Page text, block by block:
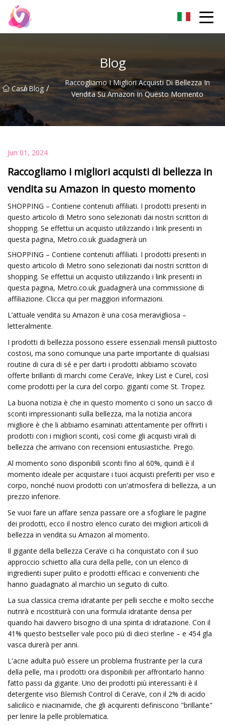
Blog
Casa
/ Blog /
Raccogliamo I Migliori Acquisti Di Bellezza In
Vendita Su Amazon In Questo Momento
Jun 01, 2024
Raccogliamo i migliori acquisti di bellezza in
vendita su Amazon in questo momento
SHOPPING – Contiene contenuti affiliati. I prodotti presenti in
questo articolo di Metro sono selezionati dai nostri scrittori di
shopping. Se effettui un acquisto utilizzando i link presenti in
questa pagina, Metro.co.uk guadagnerà un
SHOPPING – Contiene contenuti affiliati. I prodotti presenti in
questo articolo di Metro sono selezionati dai nostri scrittori di
shopping. Se effettui un acquisto utilizzando i link presenti in
questa pagina, Metro.co.uk guadagnerà una commissione di
affiliazione. Clicca qui per maggiori informazioni.
L’attuale vendita su Amazon è una cosa meravigliosa –
letteralmente.
I prodotti di bellezza possono essere essenziali mensili piuttosto
costosi, ma sono comunque una parte importante di qualsiasi
routine di cura di sé e per darti i prodotti abbiamo scovato
offerte brillanti di marchi come CeraVe, Inkey List e Curel, così
come prodotti per la cura del corpo. giganti come St. Tropez.
La buona notizia è che in questo momento ci sono un sacco di
sconti impressionanti sulla bellezza, ma la notizia ancora
migliore è che li abbiamo esaminati attentamente per offrirti i
prodotti con i migliori sconti, così come gli acquisti virali di
bellezza che arrivano con recensioni entusiastiche. Prego.
Al momento sono disponibili sconti fino al 60%, quindi è il
momento ideale per acquistare i tuoi acquisti preferiti per viso e
corpo, nonché nuovi prodotti con un'atmosfera di bellezza, a un
prezzo inferiore.
Se vuoi fare un affare senza passare ore a sfogliare le pagine
dei prodotti, ecco il nostro elenco curato dei migliori articoli di
bellezza in vendita su Amazon al momento.
Il gigante della bellezza CeraVe ci ha conquistato con il suo
approccio schietto alla cura della pelle, con un elenco di
ingredienti super pulito e prodotti efficaci e convenienti che
hanno guadagnato al marchio un seguito di culto.
La sua classica crema idratante per pelli secche e molto secche
nutrirà e ricostituirà con una formula idratante densa per
quando hai davvero bisogno di una spinta di idratazione. Con il
41% questo bestseller vale poco più di dieci sterline – e 454 gla
vasca durerà per anni.
L'acne adulta può essere un problema frustrante per la cura
della pelle, ma i prodotti ora disponibili per affrontarlo hanno
fatto passi da gigante. Uno dei prodotti più interessanti è il
detergente viso Blemish Control di CeraVe, con il 2% di acido
salicilico e niacinamide, che gli acquirenti definiscono "brillante"
per lenire la pelle problematica.